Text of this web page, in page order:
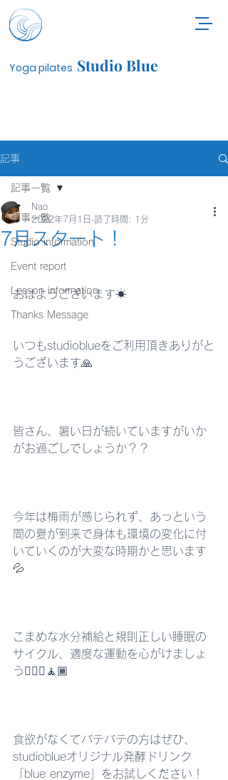
Yoga pilates Studio Blue
記事
記事一覧
Studio information
Event report
Lesson information
Thanks Message
記事一覧
7月スタート！
Nao
2022年7月1日 読了時間: 1分
おはようございます☀
いつもstudioblueをご利用頂きありがと
うございます🙏
皆さん、暑い日が続いていますがいか
がお過ごしでしょうか？？
今年は梅雨が感じられず、あっという
間の夏が到来で身体も環境の変化に付
いていくのが大変な時期かと思います
💦
こまめな水分補給と規則正しい睡眠の
サイクル、適度な運動を心がけましょ
う🧘🏽‍♀️🧘🏾
食欲がなくてバテバテの方はぜひ、
studioblueオリジナル発酵ドリンク
「blue enzyme」をお試しください！